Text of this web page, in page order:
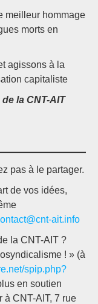
meilleur hommage
morts en
agissons à la
capitaliste
la CNT-AIT
pas à le partager.
de vos idées,
ait.info
la CNT-AIT ?
! » (à
spip.php?
en soutien
à CNT-AIT, 7 rue